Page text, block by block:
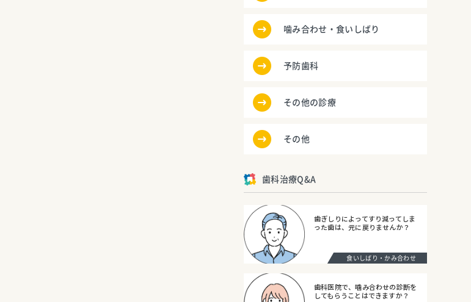
噛み合わせ・食いしばり
予防歯科
その他の診療
その他
歯科治療Q&A
歯ぎしりによってすり減ってしま
った歯は、元に戻りませんか？
食いしばり・かみ合わせ
歯科医院で、噛み合わせの診断を
してもらうことはできますか？